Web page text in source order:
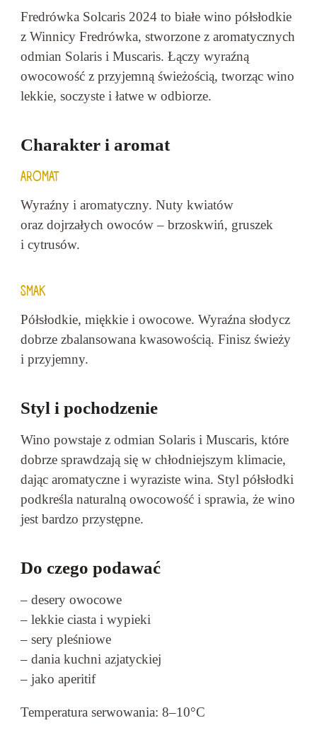
Fredrówka Solcaris 2024 to białe wino półsłodkie
z Winnicy Fredrówka, stworzone z aromatycznych
odmian Solaris i Muscaris. Łączy wyraźną
owocowość z przyjemną świeżością, tworząc wino
lekkie, soczyste i łatwe w odbiorze.
Charakter i aromat
AROMAT
Wyraźny i aromatyczny. Nuty kwiatów
oraz dojrzałych owoców – brzoskwiń, gruszek
i cytrusów.
SMAK
Półsłodkie, miękkie i owocowe. Wyraźna słodycz
dobrze zbalansowana kwasowością. Finisz świeży
i przyjemny.
Styl i pochodzenie
Wino powstaje z odmian Solaris i Muscaris, które
dobrze sprawdzają się w chłodniejszym klimacie,
dając aromatyczne i wyraziste wina. Styl półsłodki
podkreśla naturalną owocowość i sprawia, że wino
jest bardzo przystępne.
Do czego podawać
– desery owocowe
– lekkie ciasta i wypieki
– sery pleśniowe
– dania kuchni azjatyckiej
– jako aperitif
Temperatura serwowania: 8–10°C